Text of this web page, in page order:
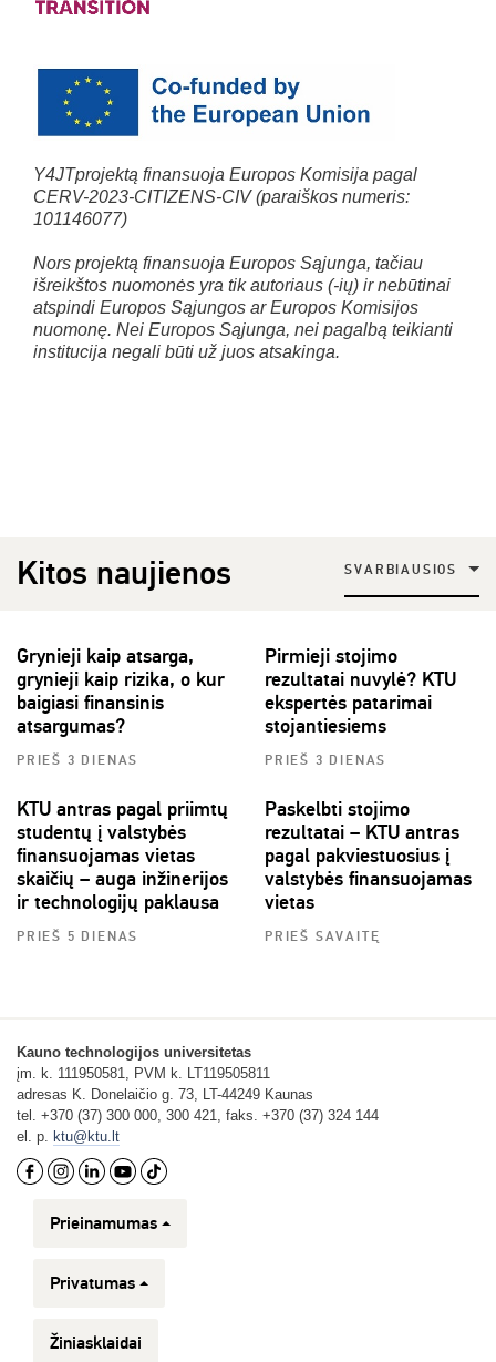
Y4JTprojektą finansuoja Europos Komisija pagal
CERV-2023-CITIZENS-CIV (paraiškos numeris:
101146077)
Nors projektą finansuoja Europos Sąjunga, tačiau
išreikštos nuomonės yra tik autoriaus (-ių) ir nebūtinai
atspindi Europos Sąjungos ar Europos Komisijos
nuomonę. Nei Europos Sąjunga, nei pagalbą teikianti
institucija negali būti už juos atsakinga.
Kitos naujienos SVARBIAUSIOS
Grynieji kaip atsarga,
grynieji kaip rizika, o kur
baigiasi finansinis
atsargumas?
PRIEŠ 3 DIENAS
Pirmieji stojimo
rezultatai nuvylė? KTU
ekspertės patarimai
stojantiesiems
PRIEŠ 3 DIENAS
KTU antras pagal priimtų
studentų į valstybės
finansuojamas vietas
skaičių – auga inžinerijos
ir technologijų paklausa
PRIEŠ 5 DIENAS
Paskelbti stojimo
rezultatai – KTU antras
pagal pakviestuosius į
valstybės finansuojamas
vietas
PRIEŠ SAVAITĘ
Kauno technologijos universitetas
įm. k. 111950581, PVM k. LT119505811
adresas K. Donelaičio g. 73, LT-44249 Kaunas
tel. +370 (37) 300 000, 300 421, faks. +370 (37) 324 144
el. p. ktu@ktu.lt
Prieinamumas
Privatumas
Žiniasklaidai